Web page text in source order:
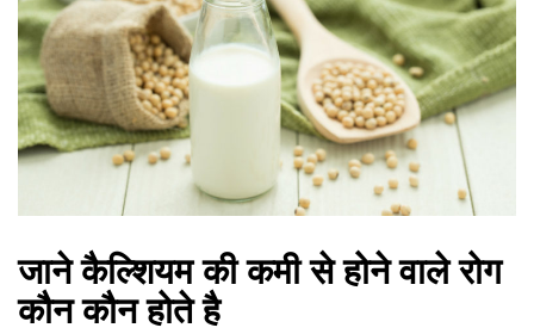
जाने कैल्शियम की कमी से होने वाले रोग
कौन कौन होते है